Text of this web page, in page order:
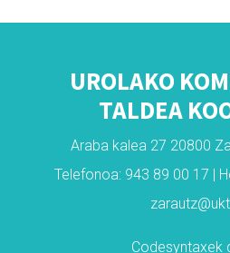
UROLAKO
TALDEA
Araba kalea 27 20800
Telefonoa: 943 89 00 17 |
Codesyntaxek